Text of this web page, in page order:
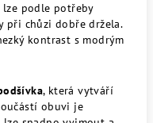
podle potřeby
při chůzi dobře držela.
kontrast s modrým
, která vytváří
obuvi je